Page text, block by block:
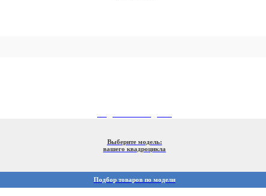
Выберите модель:
вашего квадроцикла
Подбор товаров по модели